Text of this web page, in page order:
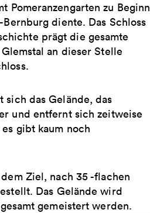
Pomeranzengarten zu Beginn
diente. Das Schloss
prägt die gesamte
an dieser Stelle
das Gelände, das
und entfernt sich zeitweise
gibt kaum noch
Ziel, nach 35 -flachen
Das Gelände wird
gemeistert werden.